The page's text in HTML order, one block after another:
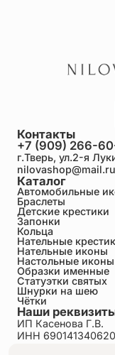
Каталог
Автомобильные
Браслеты
Детские крестики
Запонки
Кольца
Нательные
Нательные иконы
Настольные иконы
Образки именные
Статуэтки святых
Шнурки на шею
Чётки
Контакты
+7 (909) 266-
г.Тверь, ул.2-я
nilovashop@mail.ru
Наши
ИП Касенова Г.В.
ИНН 690141340620